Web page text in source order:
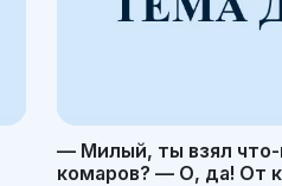
— Милый, ты взял что-
комаров? — О, да! От